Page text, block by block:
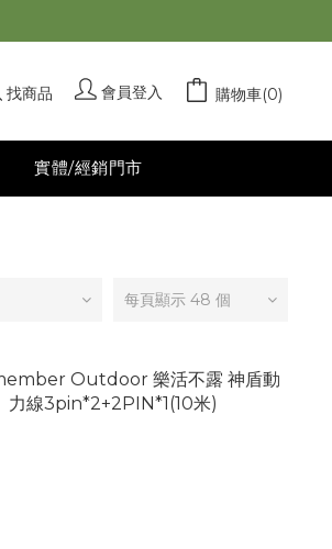
找商品 會員登入 購物車(0)
實體/經銷門市
每頁顯示 48 個